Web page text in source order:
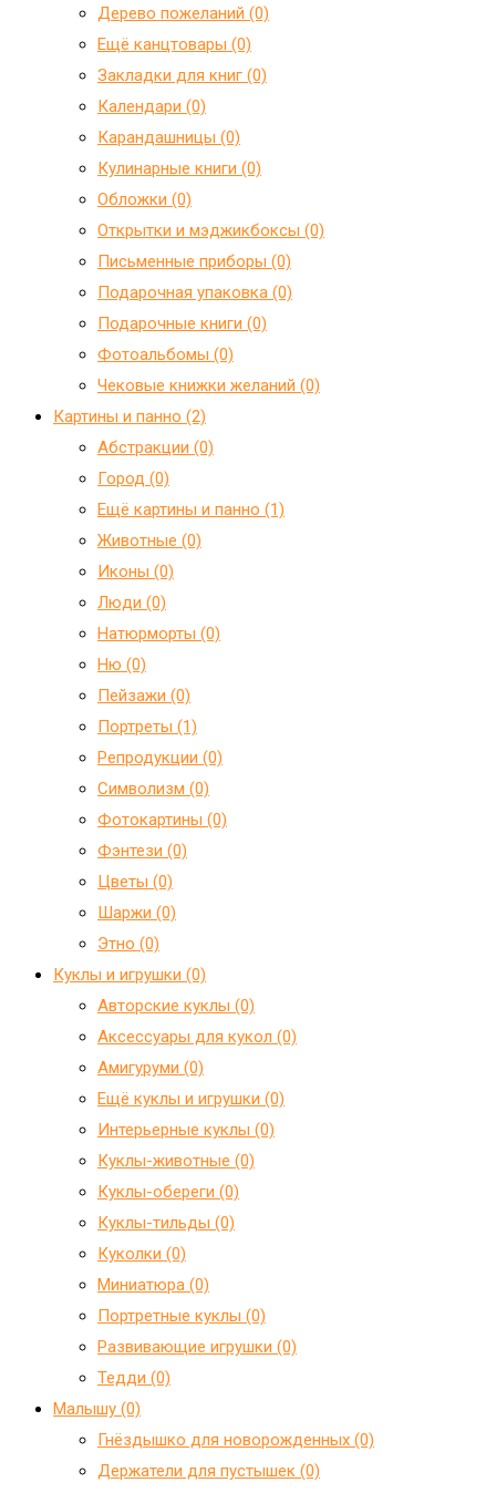
Дерево пожеланий (0)
Ещё канцтовары (0)
Закладки для книг (0)
Календари (0)
Карандашницы (0)
Кулинарные книги (0)
Обложки (0)
Открытки и мэджикбоксы (0)
Письменные приборы (0)
Подарочная упаковка (0)
Подарочные книги (0)
Фотоальбомы (0)
Чековые книжки желаний (0)
Картины и панно (2)
Абстракции (0)
Город (0)
Ещё картины и панно (1)
Животные (0)
Иконы (0)
Люди (0)
Натюрморты (0)
Ню (0)
Пейзажи (0)
Портреты (1)
Репродукции (0)
Символизм (0)
Фотокартины (0)
Фэнтези (0)
Цветы (0)
Шаржи (0)
Этно (0)
Куклы и игрушки (0)
Авторские куклы (0)
Аксессуары для кукол (0)
Амигуруми (0)
Ещё куклы и игрушки (0)
Интерьерные куклы (0)
Куклы-животные (0)
Куклы-обереги (0)
Куклы-тильды (0)
Куколки (0)
Миниатюра (0)
Портретные куклы (0)
Развивающие игрушки (0)
Тедди (0)
Малышу (0)
Гнёздышко для новорожденных (0)
Держатели для пустышек (0)